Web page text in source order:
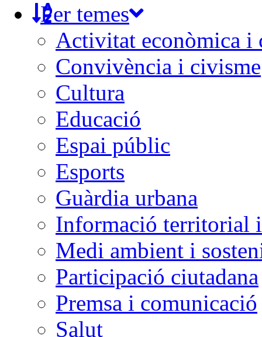
Per temes
Activitat econòmica i
Convivència i civisme
Cultura
Educació
Espai públic
Esports
Guàrdia urbana
Informació territorial
Medi ambient i
Participació ciutadana
Premsa i comunicació
Salut